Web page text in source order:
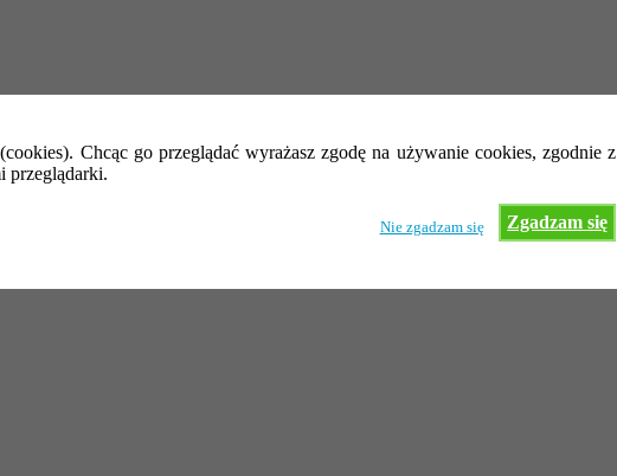
Chcąc go przeglądać wyrażasz zgodę na używanie cookies, zgodnie z
przeglądarki.
Zgadzam się
Nie zgadzam się